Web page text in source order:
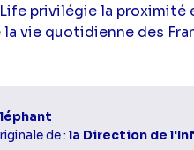
privilégie la proximité
la vie quotidienne des
de :la Direction de